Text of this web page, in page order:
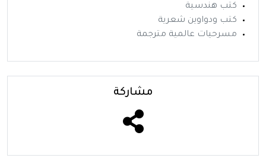
كتب هندسية
كتب ودواوين شعرية
مسرحيات عالمية مترجمة
مشاركة